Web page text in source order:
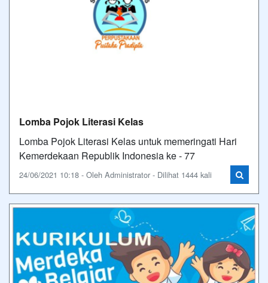
Lomba Pojok Literasi Kelas
Lomba Pojok Literasi Kelas untuk memeringati Hari
Kemerdekaan Republik Indonesia ke - 77
24/06/2021 10:18 - Oleh Administrator - Dilihat 1444 kali